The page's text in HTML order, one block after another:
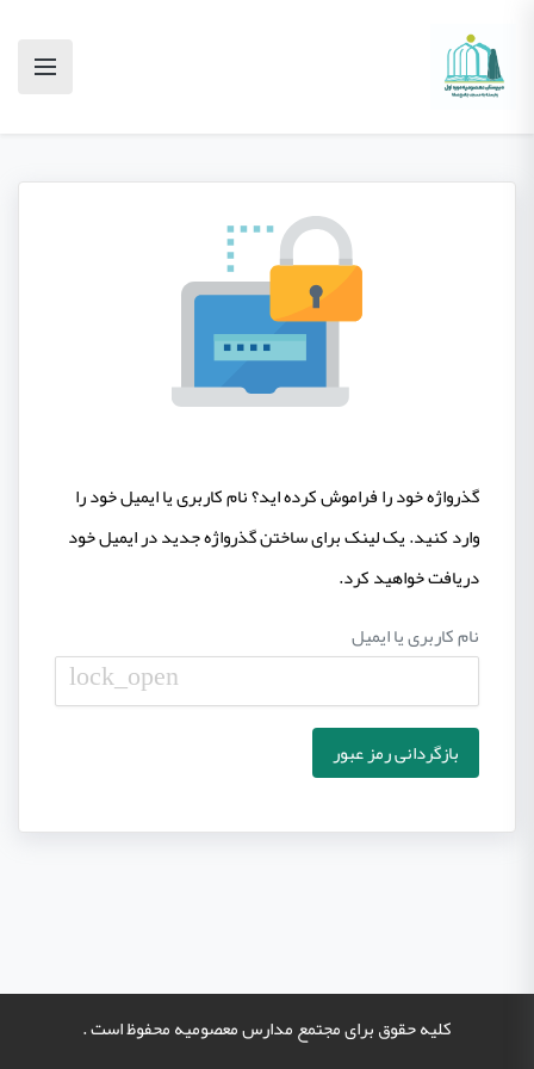
گذرواژه خود را فراموش کرده اید؟ نام کاربری یا ایمیل خود را
وارد کنید. یک لینک برای ساختن گذرواژه جدید در ایمیل خود
دریافت خواهید کرد.
نام کاربری یا ایمیل
lock_open
بازگردانی رمز عبور
کلیه حقوق برای مجتمع مدارس معصومیه محفوظ است .